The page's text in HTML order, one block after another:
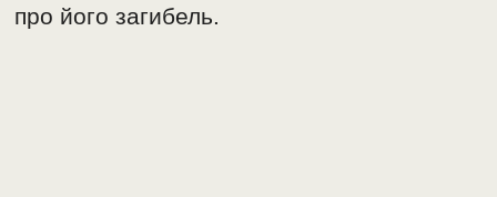
про його загибель.